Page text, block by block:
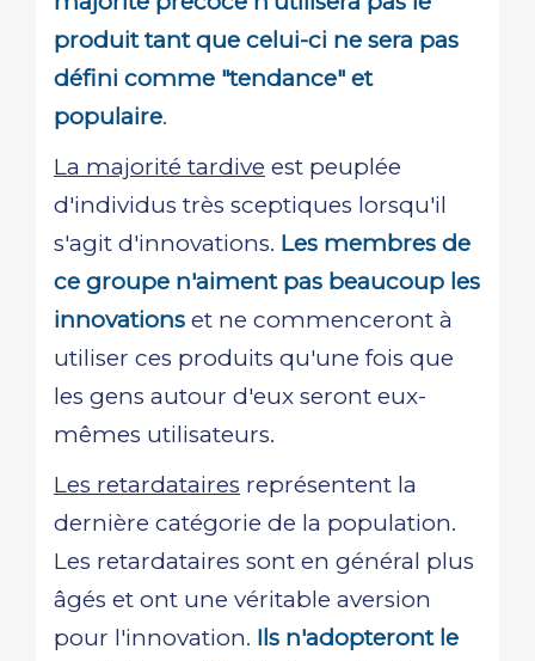
produit tant que celui-ci ne sera pas
défini comme "tendance" et
populaire.
La majorité tardive est peuplée
d'individus très sceptiques lorsqu'il
s'agit d'innovations. Les membres de
ce groupe n'aiment pas beaucoup les
innovations et ne commenceront à
utiliser ces produits qu'une fois que
les gens autour d'eux seront eux-
mêmes utilisateurs.
Les retardataires représentent la
dernière catégorie de la population.
Les retardataires sont en général plus
âgés et ont une véritable aversion
pour l'innovation. Ils n'adopteront le